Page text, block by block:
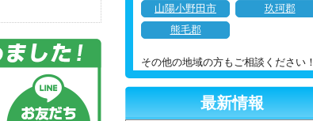
山陽小野田市
玖珂郡
熊毛郡
その他の地域の方もご相談ください！
最新情報